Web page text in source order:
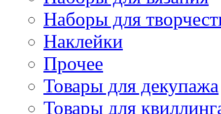
Наборы для
Наклейки
Прочее
Товары для декупажа
Товары для